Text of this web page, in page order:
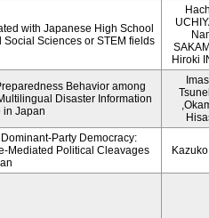
with Japanese High School
Social Sciences or STEM fields
Hiroki
Behavior among
Disaster Information
in Japan
Party Democracy:
Mediated Political Cleavages